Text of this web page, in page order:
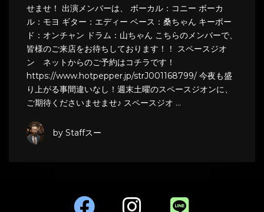
せませ！ 出演メンバーは、 ボーカル：コニー ボーカ
ル：モヨ ギター：エディー ベース：桑ちゃん キーボー
ド：オンチャン ドラム：山ちゃん こちらのメンバーで、
皆様のご来店をお待ちしております！！ スペースジオ
ン ネットからのご予約はコチラです！
https://www.hotpepper.jp/strJ001168799/ 今夜も盛
り上がる事間違いなし！週末土曜のスペースジオンに、
ご期待くださいませませ♪ スペースジオ …
by Staffスー